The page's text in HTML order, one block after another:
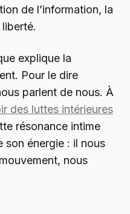
de l’information, la
explique la
Pour le dire
parlent de nous. À
des luttes intérieures
résonance intime
son énergie : il nous
nous